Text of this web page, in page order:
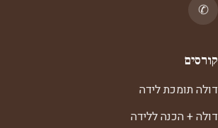
✆
קורסים
דולה תומכת לידה
דולה + הכנה ללידה